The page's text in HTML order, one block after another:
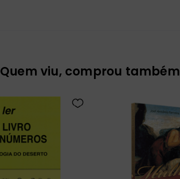
Quem viu, comprou também